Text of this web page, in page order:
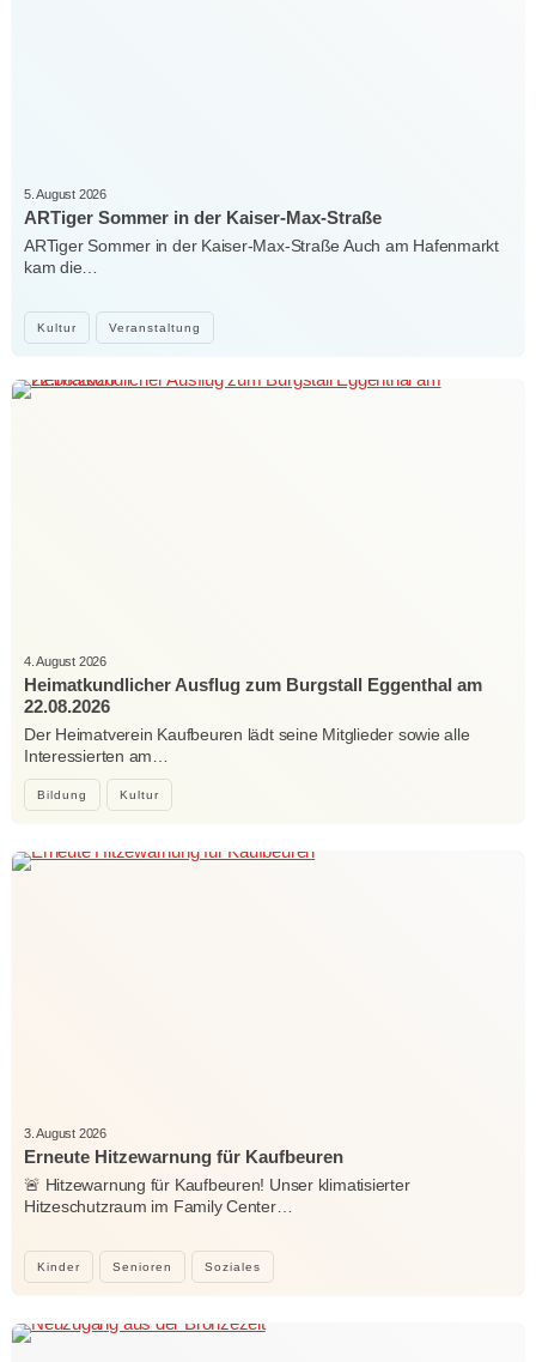
Kultur Veranstaltung
5. August 2026
ARTiger Sommer in der Kaiser-Max-Straße
ARTiger Sommer in der Kaiser-Max-Straße Auch am Hafenmarkt
kam die…
Bildung Kultur
4. August 2026
Heimatkundlicher Ausflug zum Burgstall Eggenthal am
22.08.2026
Der Heimatverein Kaufbeuren lädt seine Mitglieder sowie alle
Interessierten am…
Kinder Senioren Soziales
3. August 2026
Erneute Hitzewarnung für Kaufbeuren
🚨 Hitzewarnung für Kaufbeuren! Unser klimatisierter
Hitzeschutzraum im Family Center…